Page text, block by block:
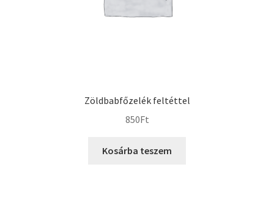
Zöldbabfőzelék feltéttel
850Ft
Kosárba teszem